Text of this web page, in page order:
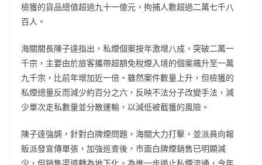
檢獲的貨品總值超過九十一億元，拘捕人數超過二萬七千八
百人。
海關關長陳子達指出，私煙個案按年激增八成，突破二萬一
千宗，主要由於旅客攜帶超額免稅煙入境的個案飆升至一萬
九千宗，比前年增加近一倍。雖然案件數量上升，但檢獲的
私煙總量反而減少約百分之六，反映不法分子改變手法，減
少單次走私數量並分散運輸，以減低被截獲的風險。
陳子達強調，針對白牌煙問題，海關大力打擊，並派員向報
販派發宣傳單張，加強巡查後，市面白牌煙銷售已明顯減